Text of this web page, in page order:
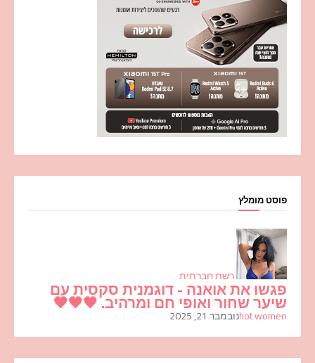
פוסט מומלץ
רשת חברתית
פגשו את אואנה - דוגמנית סקסית עם
שיער שחור ואופי חם ומרהיב. 🖤🖤🖤
hot womenנובמבר 21, 2025